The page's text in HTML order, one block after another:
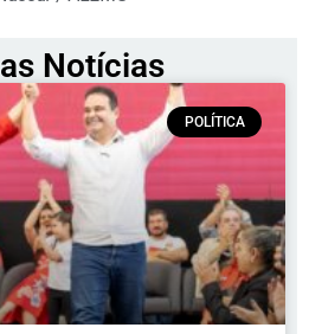
Notícias
POLÍTICA